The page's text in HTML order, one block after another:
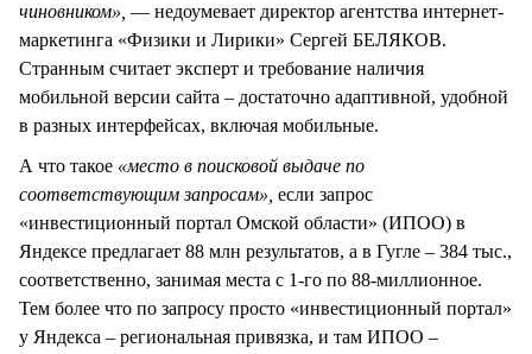
чиновником», — недоумевает директор агентства интернет-
маркетинга «Физики и Лирики» Сергей БЕЛЯКОВ.
Странным считает эксперт и требование наличия
мобильной версии сайта – достаточно адаптивной, удобной
в разных интерфейсах, включая мобильные.
А что такое «место в поисковой выдаче по
соответствующим запросам», если запрос
«инвестиционный портал Омской области» (ИПОО) в
Яндексе предлагает 88 млн результатов, а в Гугле – 384 тыс.,
соответственно, занимая места с 1-го по 88-миллионное.
Тем более что по запросу просто «инвестиционный портал»
у Яндекса – региональная привязка, и там ИПОО –